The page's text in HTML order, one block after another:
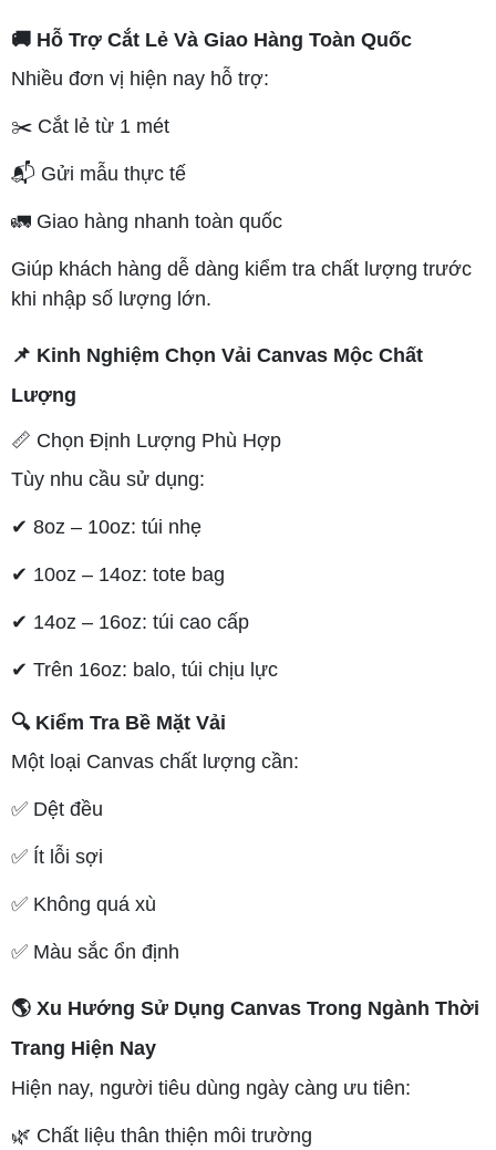
🚚 Hỗ Trợ Cắt Lẻ Và Giao Hàng Toàn Quốc
Nhiều đơn vị hiện nay hỗ trợ:
✂️ Cắt lẻ từ 1 mét
📬 Gửi mẫu thực tế
🚛 Giao hàng nhanh toàn quốc
Giúp khách hàng dễ dàng kiểm tra chất lượng trước
khi nhập số lượng lớn.
📌 Kinh Nghiệm Chọn Vải Canvas Mộc Chất
Lượng
📏 Chọn Định Lượng Phù Hợp
Tùy nhu cầu sử dụng:
✔ 8oz – 10oz: túi nhẹ
✔ 10oz – 14oz: tote bag
✔ 14oz – 16oz: túi cao cấp
✔ Trên 16oz: balo, túi chịu lực
🔍 Kiểm Tra Bề Mặt Vải
Một loại Canvas chất lượng cần:
✅ Dệt đều
✅ Ít lỗi sợi
✅ Không quá xù
✅ Màu sắc ổn định
🌎 Xu Hướng Sử Dụng Canvas Trong Ngành Thời
Trang Hiện Nay
Hiện nay, người tiêu dùng ngày càng ưu tiên:
🌿 Chất liệu thân thiện môi trường